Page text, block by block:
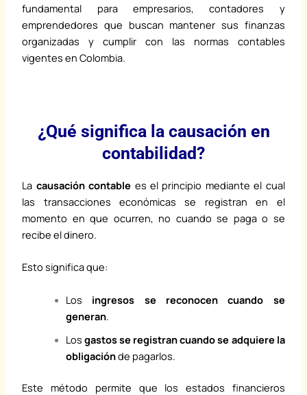
fundamental para empresarios, contadores y
emprendedores que buscan mantener sus finanzas
organizadas y cumplir con las normas contables
vigentes en Colombia.
¿Qué significa la causación en
contabilidad?
La causación contable es el principio mediante el cual
las transacciones económicas se registran en el
momento en que ocurren, no cuando se paga o se
recibe el dinero.
Esto significa que:
Los ingresos se reconocen cuando se
generan.
Losgastos se registran cuando se adquiere la
obligaciónde pagarlos.
Este método permite que los estados financieros